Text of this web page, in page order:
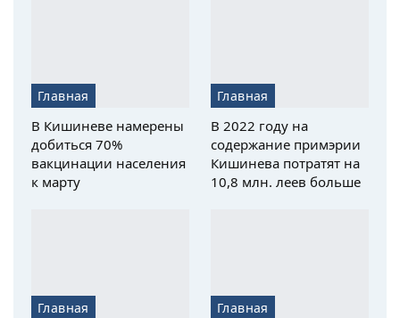
Главная
В Кишиневе намерены
добиться 70%
вакцинации населения
к марту
Главная
В 2022 году на
содержание примэрии
Кишинева потратят на
10,8 млн. леев больше
Главная Главная